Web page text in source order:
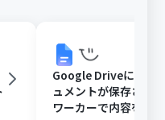
Google Driveに
ュメントが保存され
ワーカーで内容を読